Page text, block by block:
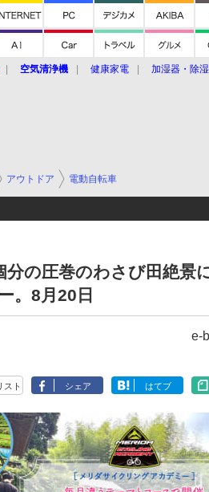
空気清浄機 健康家電 加湿器・除
アウトドア 電動自転車
分の圧巻のわさび田絶景
。8月20日
e-
スト シェア はてブ